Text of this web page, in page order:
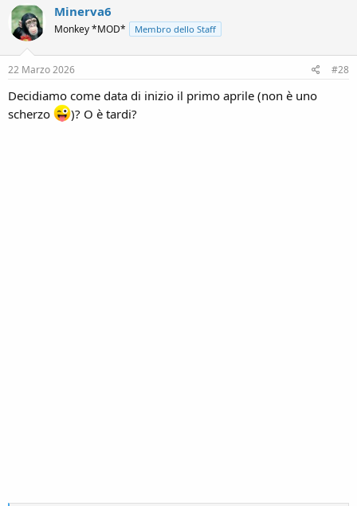
t
i
n
s
Minerva6
Monkey *MOD* Membro dello Staff
22 Marzo 2026 #28
Decidiamo come data di inizio il primo aprile (non è uno
scherzo
)? O è tardi?